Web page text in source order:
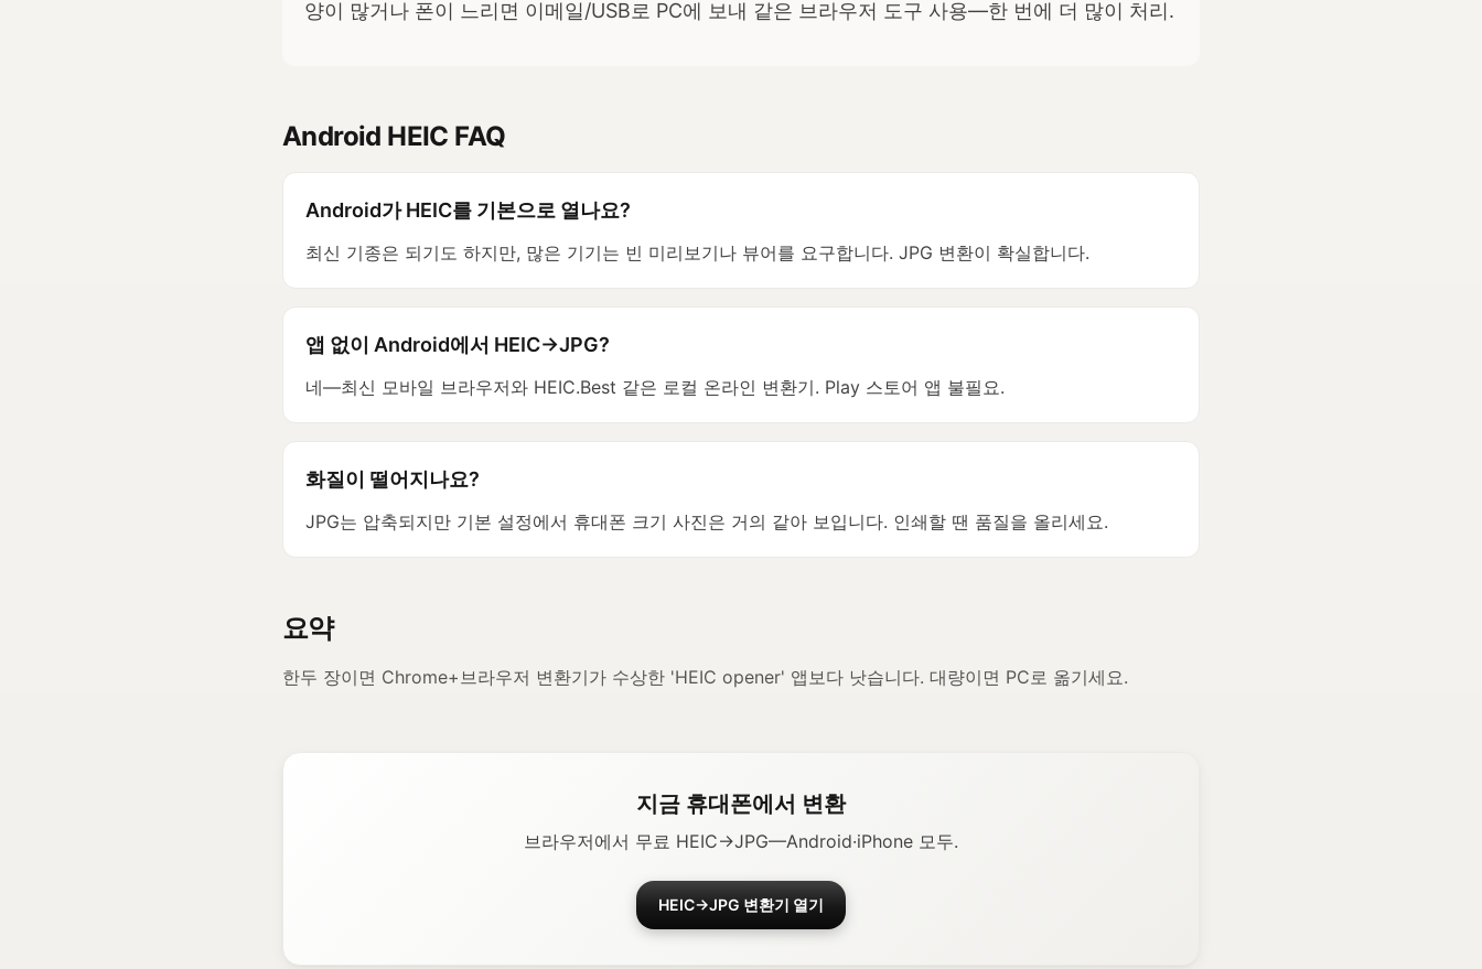
양이 많거나 폰이 느리면 이메일/USB로 PC에 보내 같은 브라우저 도구 사용—한 번에 더 많이 처리.
Android HEIC FAQ
Android가 HEIC를 기본으로 열나요?
최신 기종은 되기도 하지만, 많은 기기는 빈 미리보기나 뷰어를 요구합니다. JPG 변환이 확실합니다.
앱 없이 Android에서 HEIC→JPG?
네—최신 모바일 브라우저와 HEIC.Best 같은 로컬 온라인 변환기. Play 스토어 앱 불필요.
화질이 떨어지나요?
JPG는 압축되지만 기본 설정에서 휴대폰 크기 사진은 거의 같아 보입니다. 인쇄할 땐 품질을 올리세요.
요약
한두 장이면 Chrome+브라우저 변환기가 수상한 'HEIC opener' 앱보다 낫습니다. 대량이면 PC로 옮기세요.
지금 휴대폰에서 변환
브라우저에서 무료 HEIC→JPG—Android·iPhone 모두.
HEIC→JPG 변환기 열기